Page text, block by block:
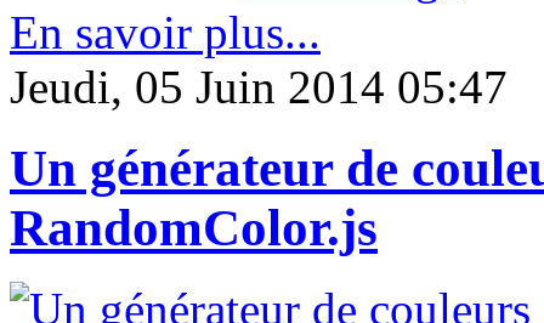
En savoir plus...
Jeudi, 05 Juin 2014 05:47
Un générateur de
RandomColor.js